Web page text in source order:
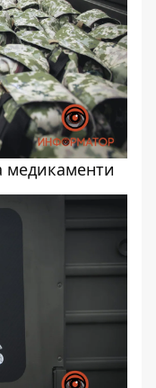
медикаменти